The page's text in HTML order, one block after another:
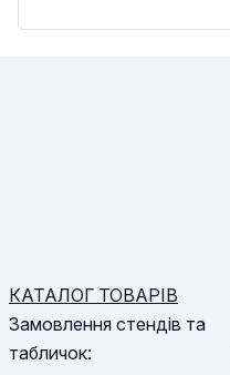
КАТАЛОГ ТОВАРІВ
Замовлення стендів та
табличок: